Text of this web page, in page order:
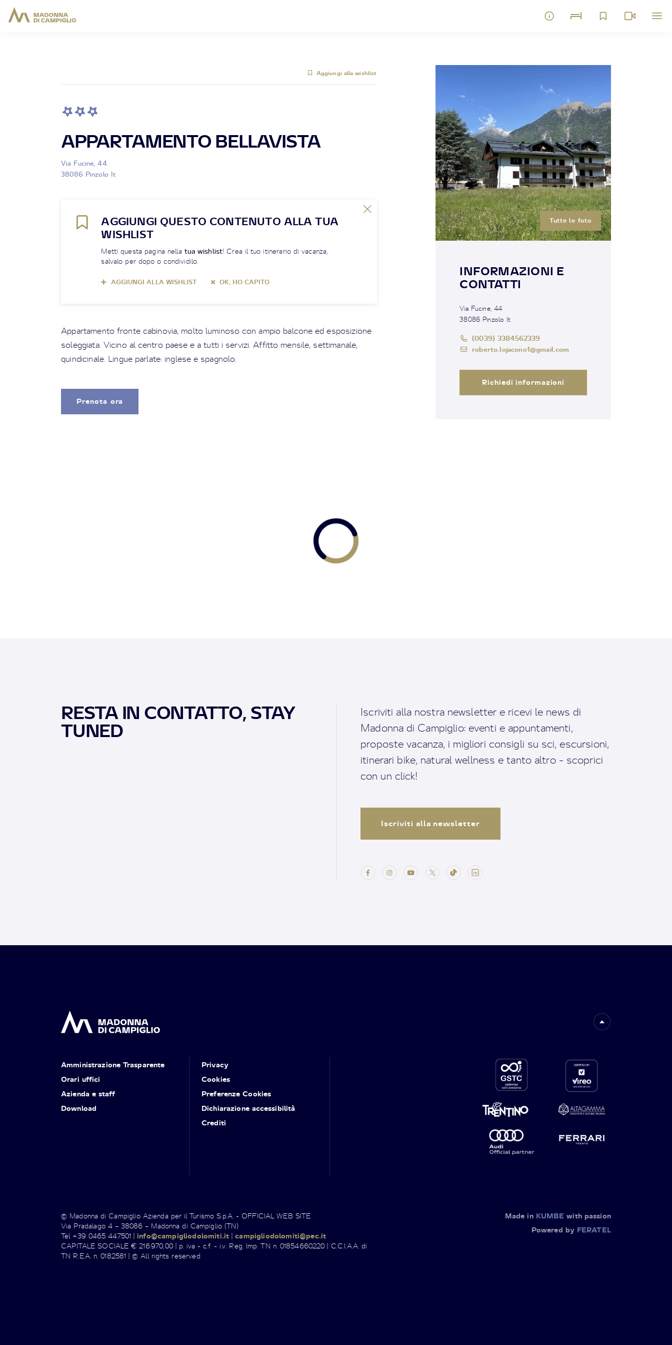
Aggiungi alla wishlist
APPARTAMENTO BELLAVISTA
Via Fucine, 44
38086 Pinzolo It
AGGIUNGI QUESTO CONTENUTO ALLA TUA
WISHLIST
Metti questa pagina nella tua wishlist! Crea il tuo itinerario di vacanza,
salvalo per dopo o condividilo.
AGGIUNGI ALLA WISHLIST OK, HO CAPITO
Appartamento fronte cabinovia, molto luminoso con ampio balcone ed esposizione
soleggiata. Vicino al centro paese e a tutti i servizi. Affitto mensile, settimanale,
quindicinale. Lingue parlate: inglese e spagnolo.
Prenota ora
Tutte le foto
INFORMAZIONI E
CONTATTI
Via Fucine, 44
38086 Pinzolo It
(0039) 3384562339
roberto.lojacono1@gmail.com
Richiedi informazioni
RESTA IN CONTATTO, STAY
TUNED
Iscriviti alla nostra newsletter e ricevi le news di
Madonna di Campiglio: eventi e appuntamenti,
proposte vacanza, i migliori consigli su sci, escursioni,
itinerari bike, natural wellness e tanto altro - scoprici
con un click!
Iscriviti alla newsletter
Amministrazione Trasparente
Orari uffici
Azienda e staff
Download
Privacy
Cookies
Preferenze Cookies
Dichiarazione accessibilità
Crediti
© Madonna di Campiglio Azienda per il Turismo S.p.A. - OFFICIAL WEB SITE
Via Pradalago 4 – 38086 – Madonna di Campiglio (TN)
Tel +39 0465 447501 |info@campigliodolomiti.it |campigliodolomiti@pec.it
CAPITALE SOCIALE € 216.970,00 | p. iva - c.f. - i.v. Reg. Imp. TN n. 01854660220 | C.C.I.A.A. di
TN R.E.A. n. 0182581 | © All rights reserved
Made in KUMBE with passion
Powered by FERATEL